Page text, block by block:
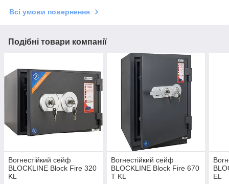
Всі умови повернення
Подібні товари компанії
Вогнестійкий сейф
BLOCKLINE Block Fire 320
KL
Вогнестійкий сейф
BLOCKLINE Block Fire 670
T KL
EL